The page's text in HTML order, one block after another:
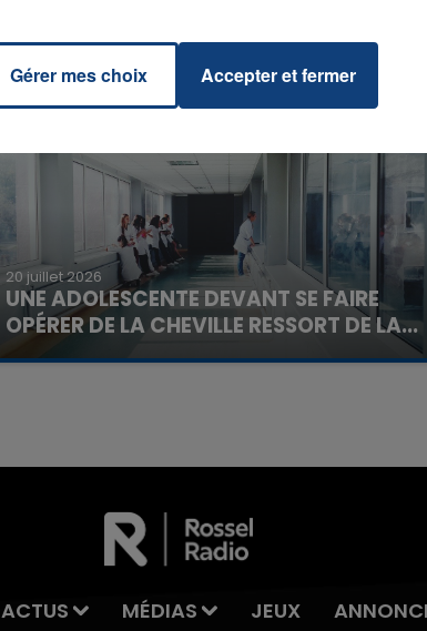
20 juillet 2026
UNE ADOLESCENTE DEVANT SE FAIRE
OPÉRER DE LA CHEVILLE RESSORT DE LA...
La famille a porté plainte contre la clinique qui a
7h00 - 11h00
ACTUS MÉDIAS JEUX
Gérer mes choix Accepter et fermer